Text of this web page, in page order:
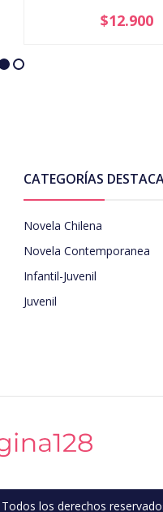
+
$12.900
CATEGORÍAS
Novela Chilena
Novela Contemporanea
Infantil-Juvenil
Juvenil
los derechos